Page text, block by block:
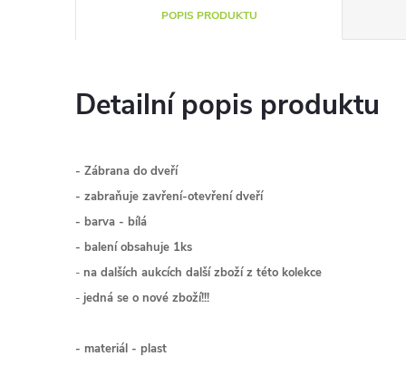
POPIS PRODUKTU
Detailní popis produktu
- Zábrana do dveří
- zabraňuje zavření-otevření dveří
- barva - bílá
- balení obsahuje 1ks
- na dalších aukcích další zboží z této kolekce
- jedná se o nové zboží!!!
- materiál - plast